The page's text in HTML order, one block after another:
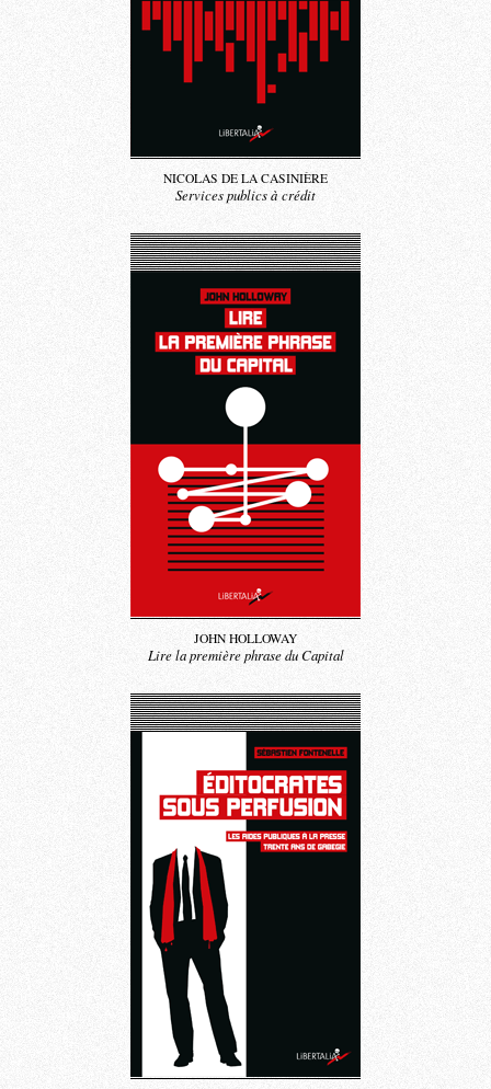
NICOLAS DE LA CASINIÈRE
Services publics à crédit
JOHN HOLLOWAY
Lire la première phrase du Capital